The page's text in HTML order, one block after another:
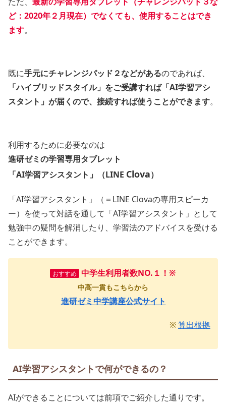
ど：2020年２月現在）でなくても、使用することはでき
ます。
既に手元にチャレンジパッド２などがあるのであれば、
「ハイブリッドスタイル」をご受講すれば「AI学習アシ
スタント」が届くので、接続すれば使うことができます。
利用するために必要なのは
進研ゼミの学習専用タブレット
「AI学習アシスタント」（LINE Clova）
「AI学習アシスタント」（＝LINE Clovaの専用スピーカ
ー）を使って対話を通して「AI学習アシスタント」として
勉強中の疑問を解消したり、学習法のアドバイスを受ける
ことができます。
おすすめ 中学生利用者数NO.１！ ※
中高一貫もこちらから
進研ゼミ中学講座公式サイト
※算出根拠
AI学習アシスタントで何ができるの？
AIができることについては前項でご紹介した通りです。